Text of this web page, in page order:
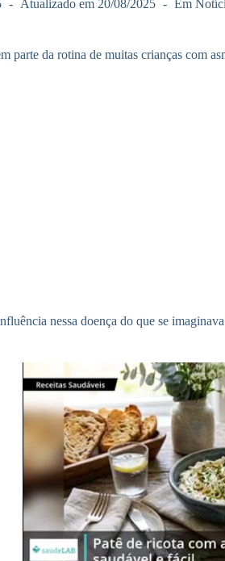
Atualizado em 20/08/2025 Em
parte da rotina de muitas crianças com
nessa doença do que se